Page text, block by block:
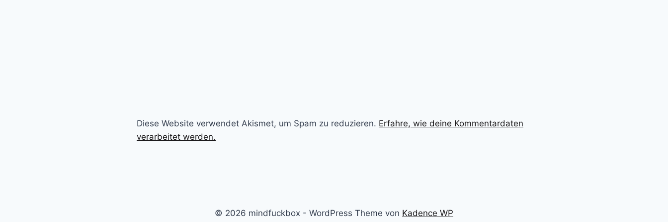
Diese Website verwendet Akismet, um Spam zu reduzieren. Erfahre, wie deine Kommentardaten
verarbeitet werden.
© 2026 mindfuckbox - WordPress Theme von Kadence WP